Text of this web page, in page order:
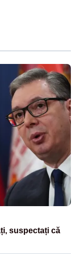
suspectați că